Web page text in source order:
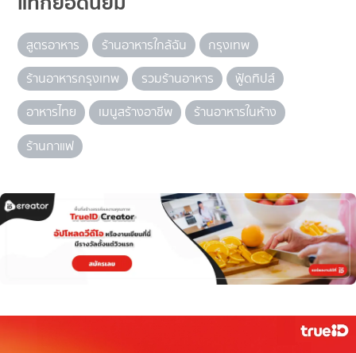
สูตรอาหาร ร้านอาหารใกล้ฉัน
กรุงเทพ
ร้านอาหารกรุงเทพ
รวมร้านอาหาร
ฟู้ดทิปส์
อาหารไทย
เมนูสร้างอาชีพ
ร้านอาหารในห้าง
ร้านกาแฟ